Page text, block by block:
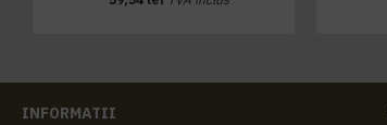
INFORMATII